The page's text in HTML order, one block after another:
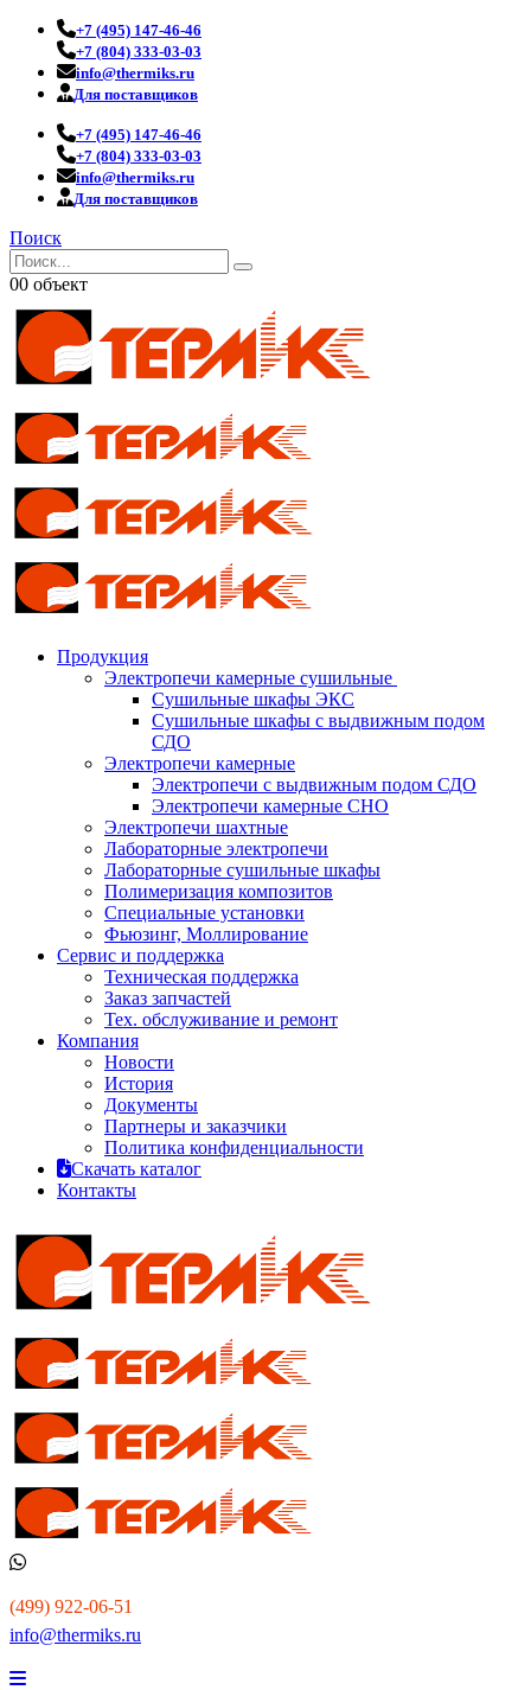
+7 (495) 147-46-46
+7 (804) 333-03-03
info@thermiks.ru
Для поставщиков
+7 (495) 147-46-46
+7 (804) 333-03-03
info@thermiks.ru
Для поставщиков
Поиск
00 объект
Продукция
Электропечи камерные сушильные
Сушильные шкафы ЭКС
Сушильные шкафы с выдвижным подом
СДО
Электропечи камерные
Электропечи с выдвижным подом СДО
Электропечи камерные СНО
Электропечи шахтные
Лабораторные электропечи
Лабораторные сушильные шкафы
Полимеризация композитов
Специальные установки
Фьюзинг, Моллирование
Сервис и поддержка
Техническая поддержка
Заказ запчастей
Тех. обслуживание и ремонт
Компания
Новости
История
Документы
Партнеры и заказчики
Политика конфиденциальности
Скачать каталог
Контакты
(499) 922-06-51
info@thermiks.ru